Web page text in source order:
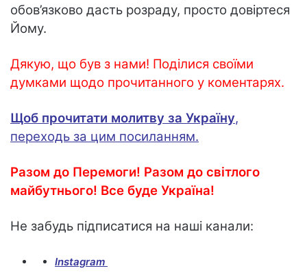
обов’язково дасть розраду, просто довіртеся
Йому.
Дякую, що був з нами! Поділися своїми
думками щодо прочитанного у коментарях.
Щоб прочитати молитву за Україну,
переходь за цим посиланням.
Разом до Перемоги! Разом до світлого
майбутнього! Все буде Україна!
Не забудь підписатися на наші канали:
Instagram